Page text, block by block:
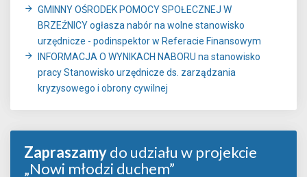
GMINNY OŚRODEK POMOCY SPOŁECZNEJ W
BRZEŹNICY ogłasza nabór na wolne stanowisko
urzędnicze - podinspektor w Referacie Finansowym
INFORMACJA O WYNIKACH NABORU na stanowisko
pracy Stanowisko urzędnicze ds. zarządzania
kryzysowego i obrony cywilnej
Zapraszamydo udziału w projekcie
„Nowi młodzi duchem”